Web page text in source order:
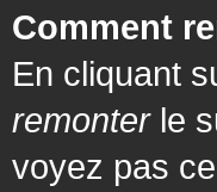
Comment
En cliquant
remonterle
voyez pas